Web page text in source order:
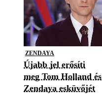
ZENDAYA
Újabb jel erősíti
meg Tom Holland és
Zendaya esküvőjét